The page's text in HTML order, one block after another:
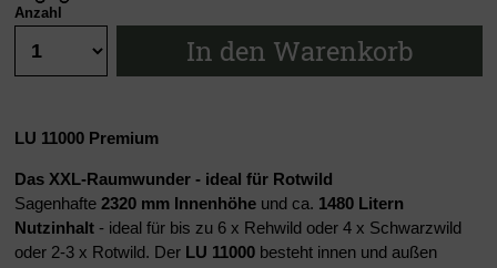
Anzahl
In den Warenkorb
LU 11000 Premium
Das XXL-Raumwunder - ideal für Rotwild
Sagenhafte 2320 mm Innenhöhe und ca. 1480 Litern
Nutzinhalt - ideal für bis zu 6 x Rehwild oder 4 x Schwarzwild
oder 2-3 x Rotwild. Der LU 11000 besteht innen und außen